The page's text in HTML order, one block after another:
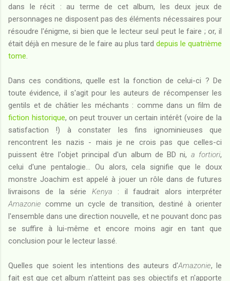
dans le récit : au terme de cet album, les deux jeux de
personnages ne disposent pas des éléments nécessaires pour
résoudre l'énigme, si bien que le lecteur seul peut le faire ; or, il
était déjà en mesure de le faire au plus tard depuis le quatrième
tome
Dans ces conditions, quelle est la fonction de celui-ci ? De
toute évidence, il s'agit pour les auteurs de récompenser les
gentils et de châtier les méchants : comme dans un film de
fiction historique, on peut trouver un certain intérêt (voire de la
satisfaction !) à constater les fins ignominieuses que
rencontrent les nazis - mais je ne crois pas que celles-ci
puissent être l'objet principal d'un album de BD ni, a fortiori,
celui d'une pentalogie... Ou alors, cela signifie que le doux
monstre Joachim est appelé à jouer un rôle dans de futures
livraisons de la série Kenya : il faudrait alors interpréter
Amazonie comme un cycle de transition, destiné à orienter
l'ensemble dans une direction nouvelle, et ne pouvant donc pas
se suffire à lui-même et encore moins agir en tant que
conclusion pour le lecteur lassé.
Quelles que soient les intentions des auteurs d'Amazonie, le
fait est que cet album n'atteint pas ses objectifs et n'apporte